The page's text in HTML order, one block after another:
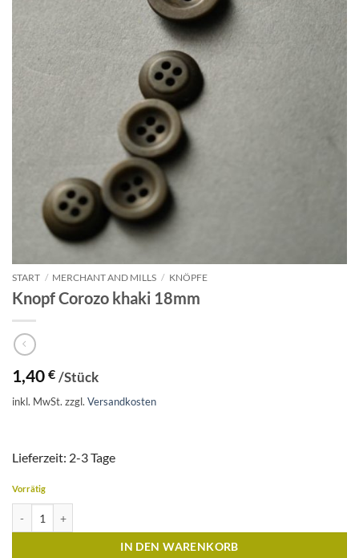
START / MERCHANT AND MILLS / KNÖPFE
Knopf Corozo khaki 18mm
1,40 € /Stück
inkl. MwSt. zzgl. Versandkosten
Lieferzeit: 2-3 Tage
Vorrätig
IN DEN WARENKORB